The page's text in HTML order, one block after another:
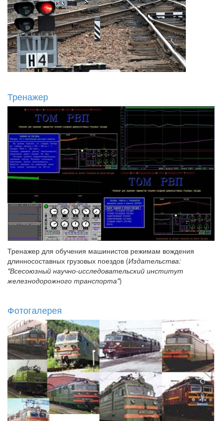
Тренажер
Тренажер для обучения машинистов режимам вождения
длинносоставных грузовых поездов (Издательства:
"Всесоюзный научно-исследовательский институт
железнодорожного транспорта")
Фотогалерея